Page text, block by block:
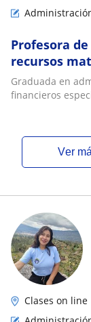
Profesora
recursos
Graduada en
financieros
ver
Clases on line